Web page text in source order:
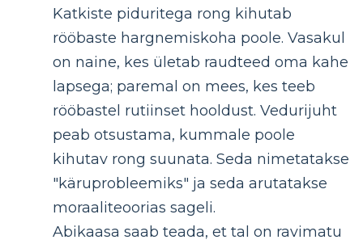
Katkiste piduritega rong kihutab
rööbaste hargnemiskoha poole. Vasakul
on naine, kes ületab raudteed oma kahe
lapsega; paremal on mees, kes teeb
rööbastel rutiinset hooldust. Vedurijuht
peab otsustama, kummale poole
kihutav rong suunata. Seda nimetatakse
"käruprobleemiks" ja seda arutatakse
moraaliteoorias sageli.
Abikaasa saab teada, et tal on ravimatu